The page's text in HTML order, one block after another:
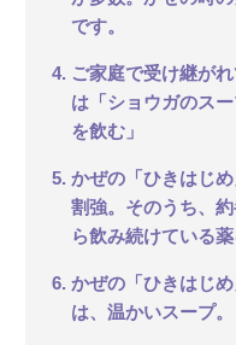
です。
4. ご家庭で受け継が
は「ショウガのス
を飲む」
5. かぜの「ひきはじ
割強。そのうち、
ら飲み続けている
6. かぜの「ひきはじ
は、温かいスープ。